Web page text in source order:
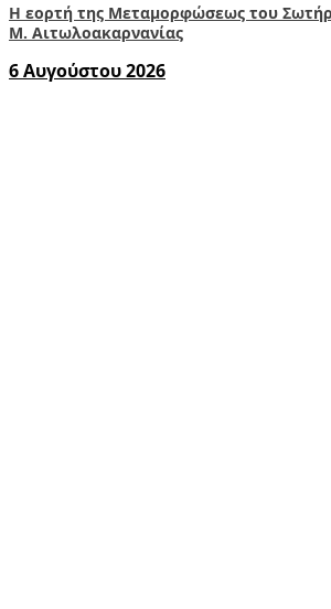
Η εορτή της Μεταμορφώσεως του
Μ. Αιτωλοακαρνανίας
6 Αυγούστου 2026